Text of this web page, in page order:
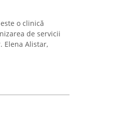
o clinică
de servicii
Elena Alistar,